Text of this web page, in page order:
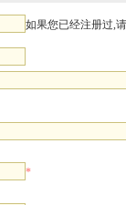
如果您已经注册过,
*